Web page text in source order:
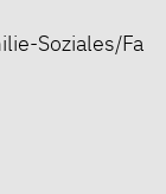
Soziales/Fa